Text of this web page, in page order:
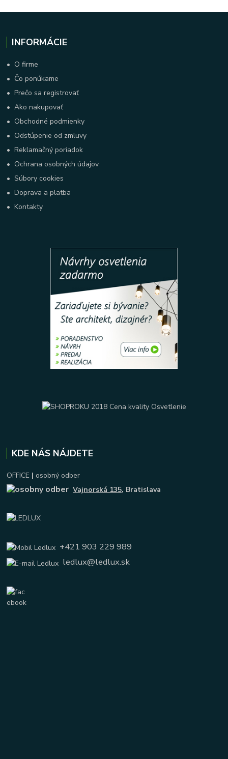
INFORMÁCIE
• O firme
• Čo ponúkame
•Prečo sa registrovať
•Ako nakupovať
• Obchodné podmienky
• Odstúpenie od zmluvy
•Reklamačný poriadok
• Ochrana osobných údajov
•Súbory cookies
•Doprava a platba
•Kontakty
KDE NÁS NÁJDETE
OFFICE | osobný odber
Vajnorská 135, Bratislava
+421 903 229 989
ledlux@ledlux.sk